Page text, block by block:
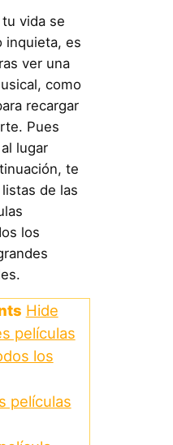
vida se
inquieta, es
ver una
como
recargar
Pues
lugar
te
de las
los
Hide
películas
los
películas